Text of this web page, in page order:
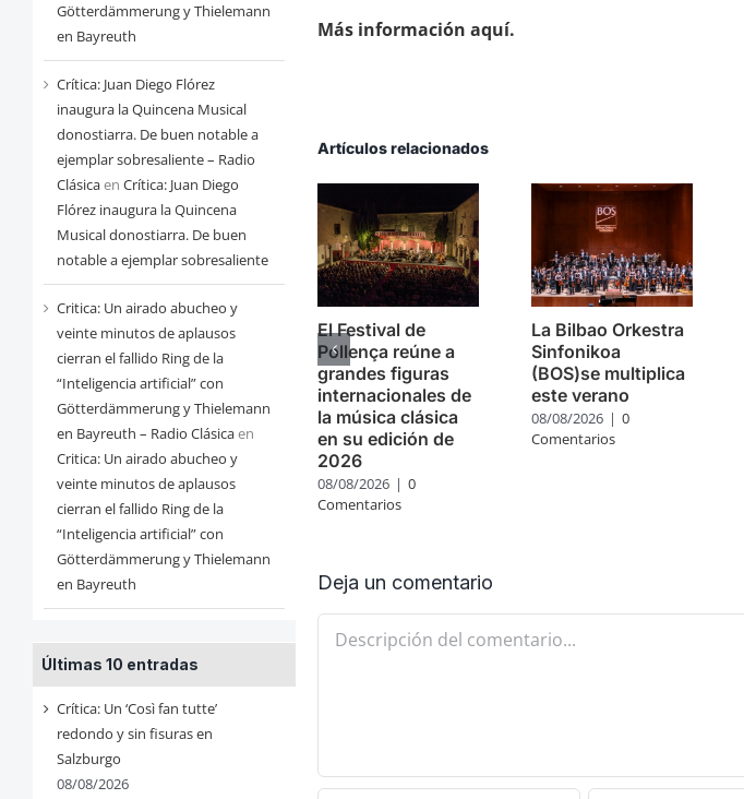
Götterdämmerung y Thielemann
en Bayreuth
Crítica: Juan Diego Flórez
inaugura la Quincena Musical
donostiarra. De buen notable a
ejemplar sobresaliente – Radio
Clásicaen Crítica: Juan Diego
Flórez inaugura la Quincena
Musical donostiarra. De buen
notable a ejemplar sobresaliente
Critica: Un airado abucheo y
veinte minutos de aplausos
cierran el fallido Ring de la
“Inteligencia artificial” con
Götterdämmerung y Thielemann
en Bayreuth – Radio Clásicaen
Critica: Un airado abucheo y
veinte minutos de aplausos
cierran el fallido Ring de la
“Inteligencia artificial” con
Götterdämmerung y Thielemann
en Bayreuth
Últimas 10 entradas
Crítica: Un ‘Così fan tutte’
redondo y sin fisuras en
Salzburgo
08/08/2026
Más información aquí.
Artículos relacionados
El Festival de
Pollença reúne a
grandes figuras
internacionales de
la música clásica
en su edición de
2026
08/08/2026 | 0
Comentarios
La Bilbao Orkestra
Sinfonikoa
(BOS)se multiplica
este verano
08/08/2026 | 0
Comentarios
Deja un comentario
Comentario